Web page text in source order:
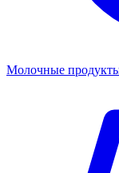
Молочные